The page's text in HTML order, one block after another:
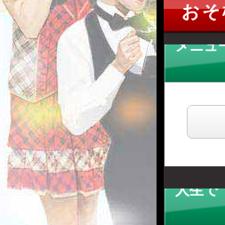
お
メニュ
人生で